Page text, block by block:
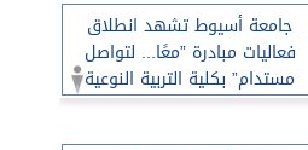
جامعة أسيوط تشهد انطلاق
فعاليات مبادرة ”معًا... لتواصل
مستدام” بكلية التربية النوعية